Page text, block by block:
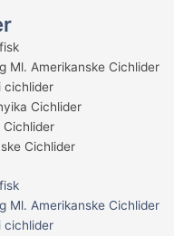
Ml. Amerikanske Cichlider
cichlider
Cichlider
Cichlider
Ml. Amerikanske Cichlider
cichlider